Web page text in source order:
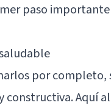
paso
por completo,
Aquí